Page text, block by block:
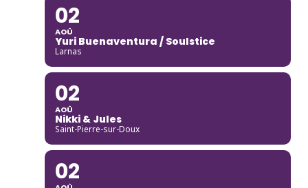
02
AOÛ
Yuri Buenaventura / Soulstice
Larnas
02
AOÛ
Nikki & Jules
Saint-Pierre-sur-Doux
02